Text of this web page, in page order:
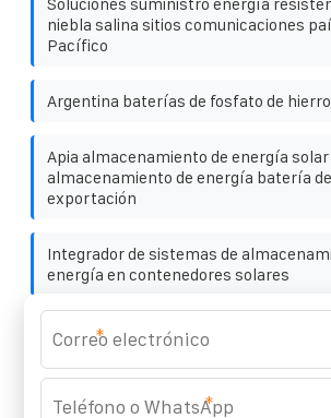
niebla salina sitios comunicaciones
Pacífico
Argentina baterías de fosfato de
Apia almacenamiento de energía
almacenamiento de energía batería
exportación
Integrador de sistemas de
energía en contenedores solares
Último contenedor móvil de
energía de 30 kWh
Contenedor plegable fotovoltaico
*
*